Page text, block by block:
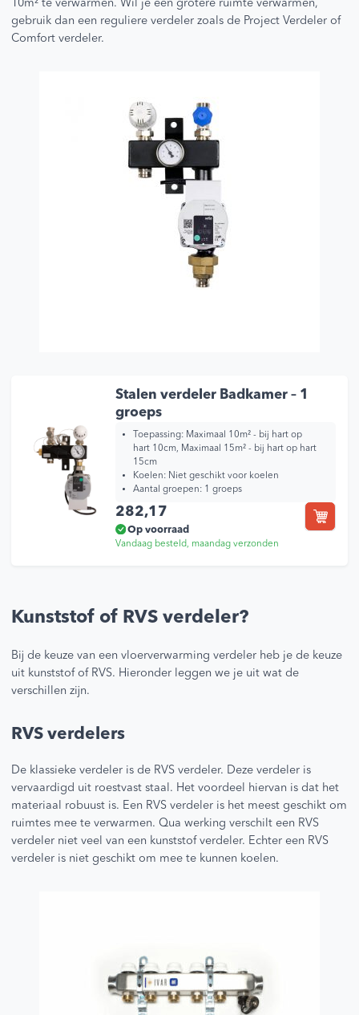
10m² te verwarmen. Wil je een grotere ruimte verwarmen,
gebruik dan een reguliere verdeler zoals de Project Verdeler of
Comfort verdeler.
Stalen verdeler Badkamer – 1
groeps
Toepassing: Maximaal 10m² - bij hart op
hart 10cm, Maximaal 15m² - bij hart op hart
15cm
Koelen: Niet geschikt voor koelen
Aantal groepen: 1 groeps
282,17
Op voorraad
Vandaag besteld, maandag verzonden
Kunststof of RVS verdeler?
Bij de keuze van een vloerverwarming verdeler heb je de keuze
uit kunststof of RVS. Hieronder leggen we je uit wat de
verschillen zijn.
RVS verdelers
De klassieke verdeler is de RVS verdeler. Deze verdeler is
vervaardigd uit roestvast staal. Het voordeel hiervan is dat het
materiaal robuust is. Een RVS verdeler is het meest geschikt om
ruimtes mee te verwarmen. Qua werking verschilt een RVS
verdeler niet veel van een kunststof verdeler. Echter een RVS
verdeler is niet geschikt om mee te kunnen koelen.